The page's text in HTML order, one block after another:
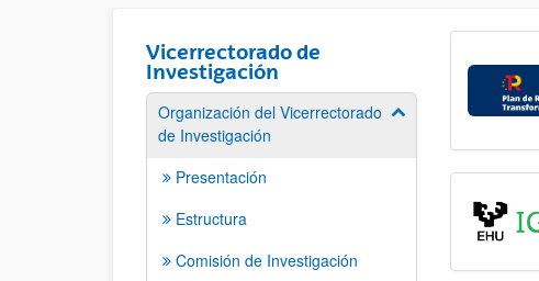
Vicerrectorado de
Investigación
Organización del Vicerrectorado
de Investigación
Mostrar/ocultar
Presentación
Estructura
Comisión de Investigación